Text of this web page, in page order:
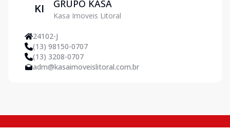
KI GRUPO KASA
Kasa Imoveis Litoral
24102-J
(13) 98150-0707
(13) 3208-0707
adm@kasaimoveislitoral.com.br